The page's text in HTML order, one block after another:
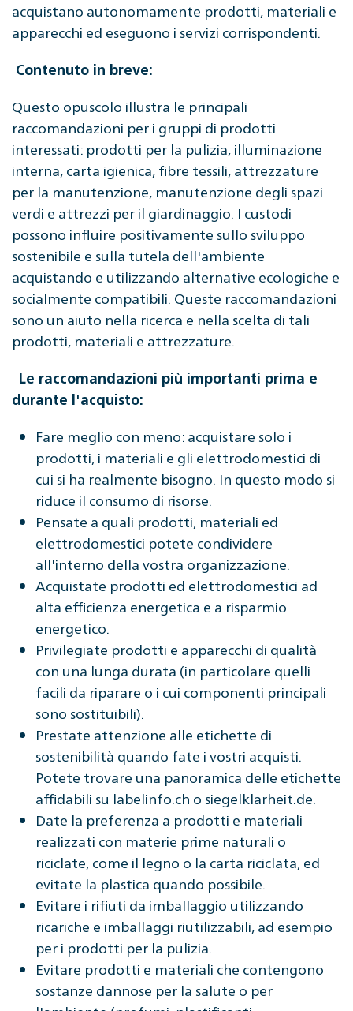
acquistano autonomamente prodotti, materiali e
apparecchi ed eseguono i servizi corrispondenti.
Contenuto in breve:
Questo opuscolo illustra le principali
raccomandazioni per i gruppi di prodotti
interessati: prodotti per la pulizia, illuminazione
interna, carta igienica, fibre tessili, attrezzature
per la manutenzione, manutenzione degli spazi
verdi e attrezzi per il giardinaggio. I custodi
possono influire positivamente sullo sviluppo
sostenibile e sulla tutela dell'ambiente
acquistando e utilizzando alternative ecologiche e
socialmente compatibili. Queste raccomandazioni
sono un aiuto nella ricerca e nella scelta di tali
prodotti, materiali e attrezzature.
Le raccomandazioni più importanti prima e
durante l'acquisto:
Fare meglio con meno: acquistare solo i
prodotti, i materiali e gli elettrodomestici di
cui si ha realmente bisogno. In questo modo si
riduce il consumo di risorse.
Pensate a quali prodotti, materiali ed
elettrodomestici potete condividere
all'interno della vostra organizzazione.
Acquistate prodotti ed elettrodomestici ad
alta efficienza energetica e a risparmio
energetico.
Privilegiate prodotti e apparecchi di qualità
con una lunga durata (in particolare quelli
facili da riparare o i cui componenti principali
sono sostituibili).
Prestate attenzione alle etichette di
sostenibilità quando fate i vostri acquisti.
Potete trovare una panoramica delle etichette
affidabili su labelinfo.ch o siegelklarheit.de.
Date la preferenza a prodotti e materiali
realizzati con materie prime naturali o
riciclate, come il legno o la carta riciclata, ed
evitate la plastica quando possibile.
Evitare i rifiuti da imballaggio utilizzando
ricariche e imballaggi riutilizzabili, ad esempio
per i prodotti per la pulizia.
Evitare prodotti e materiali che contengono
sostanze dannose per la salute o per